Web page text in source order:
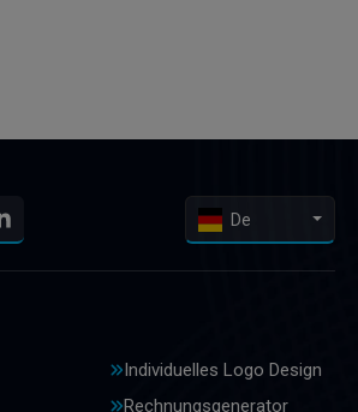
De
Individuelles Logo Design
Rechnungsgenerator